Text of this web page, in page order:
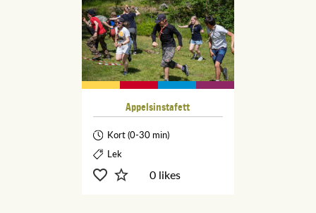
Appelsinstafett
Kort (0-30 min)
Lek
0 likes